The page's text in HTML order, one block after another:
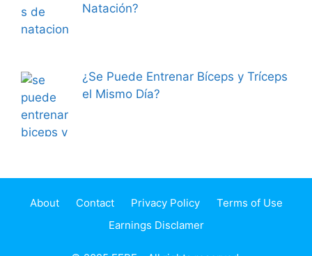
Natación?
¿Se Puede Entrenar Bíceps y Tríceps
el Mismo Día?
About Contact Privacy Policy
Terms of Use
Earnings Disclamer